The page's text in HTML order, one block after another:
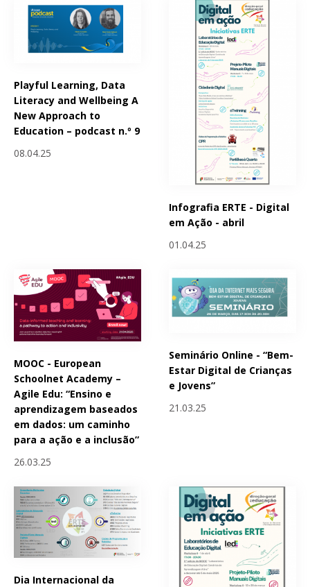
Playful Learning, Data
Literacy and Wellbeing A
New Approach to
Education – podcast n.º 9
08.04.25
Infografia ERTE - Digital
em Ação - abril
01.04.25
MOOC - European
Schoolnet Academy –
Agile Edu: “Ensino e
aprendizagem baseados
em dados: um caminho
para a ação e a inclusão”
26.03.25
Seminário Online - “Bem-
Estar Digital de Crianças
e Jovens”
21.03.25
Dia Internacional da